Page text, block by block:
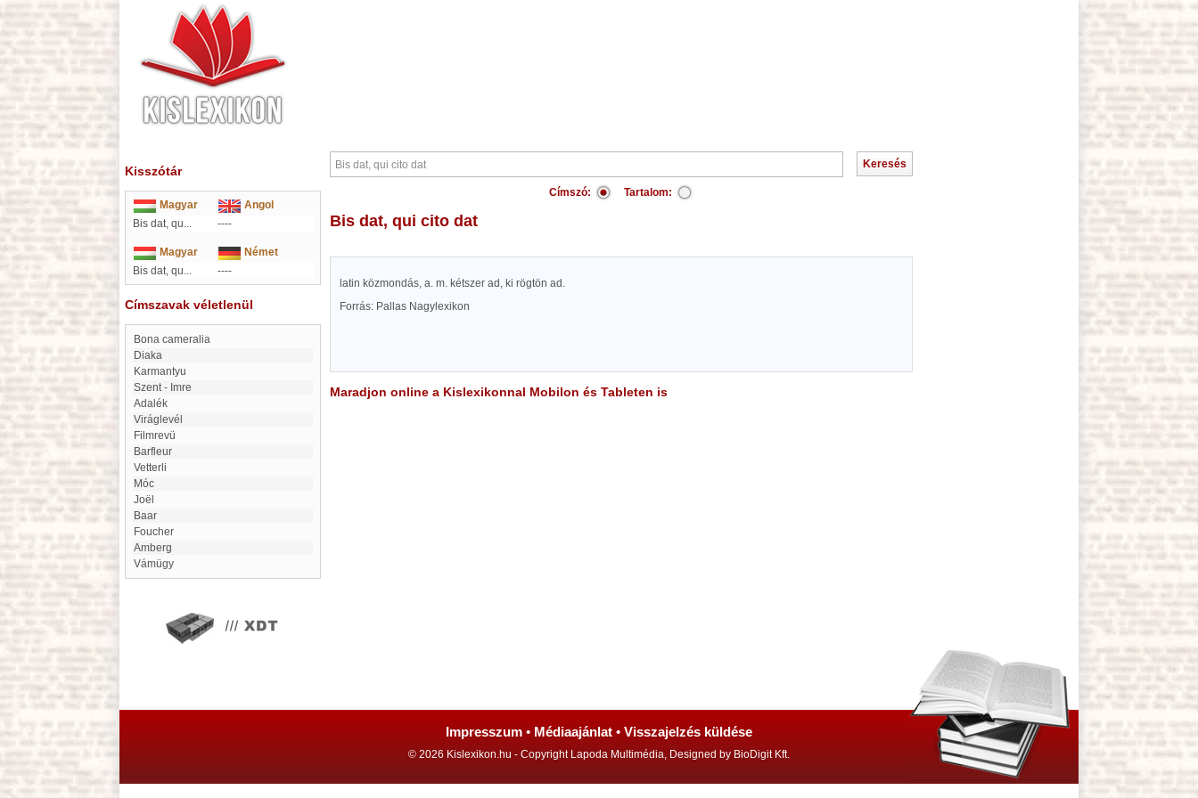
Kisszótár
Magyar
Angol
Bis dat, qu...
----
Magyar
Német
Bis dat, qu...
----
Címszavak véletlenül
bona cameralia
Diaka
Karmantyu
Szent - Imre
Adalék
Viráglevél
filmrevü
Barfleur
Vetterli
móc
Joël
Baar
Foucher
Amberg
Vámügy
Címszó: Tartalom:
Bis dat, qui cito dat
latin közmondás, a. m. kétszer ad, ki rögtön ad.
Forrás: Pallas Nagylexikon
Maradjon online a Kislexikonnal Mobilon és Tableten is
Impresszum • Médiaajánlat • Visszajelzés küldése
© 2026 Kislexikon.hu - Copyright Lapoda Multimédia, Designed by BioDigit Kft.